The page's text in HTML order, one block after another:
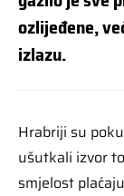
ozlijeđene,
izlazu.
Hrabriji su
ušutkali izvor
smjelost